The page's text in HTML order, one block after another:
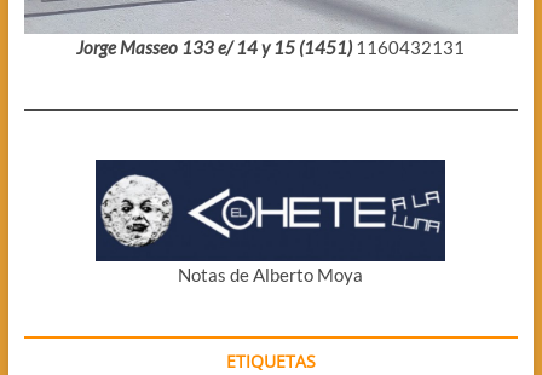
Jorge Masseo 133 e/ 14 y 15 (1451) 1160432131
Notas de Alberto Moya
ETIQUETAS